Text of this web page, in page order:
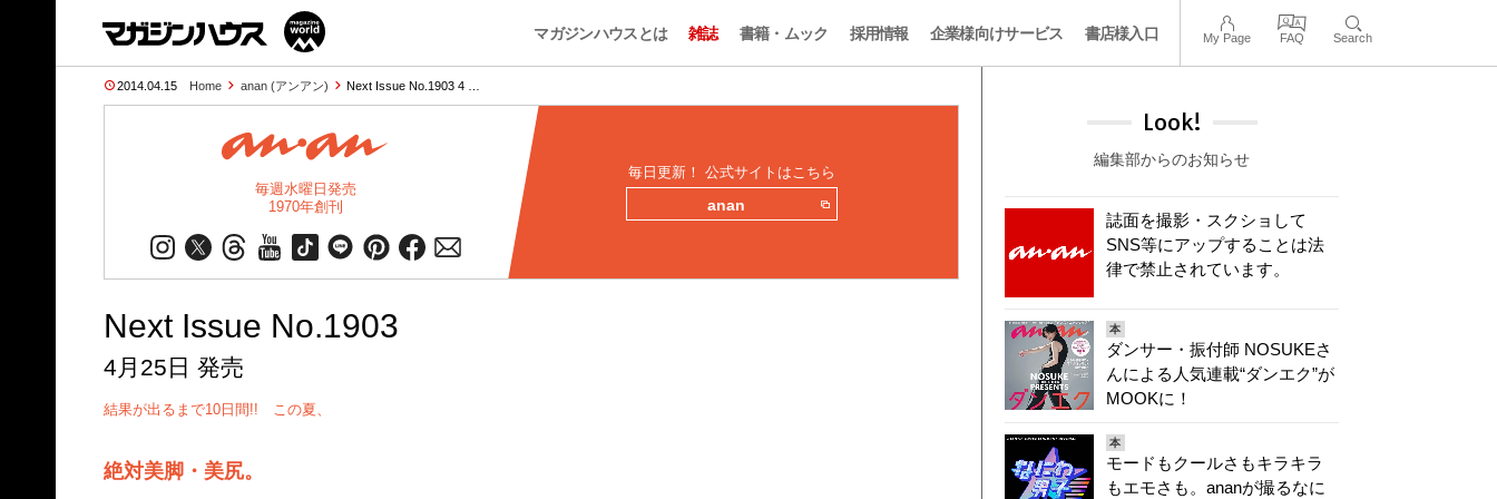
マガジンハウスとは 雑誌 書籍・ムック 採用情報 企業様向けサービス 書店様入口 My Page FAQ Search
2014.04.15 Home anan (アンアン) Next Issue No.1903 4 …
毎週水曜日発売
1970年創刊
毎日更新！ 公式サイトはこちら
anan
Next Issue No.1903
4月25日 発売
結果が出るまで10日間!! この夏、
絶対美脚・美尻。
Look!
編集部からのお知らせ
誌面を撮影・スクショして
SNS等にアップすることは法
律で禁止されています。
本
ダンサー・振付師 NOSUKEさ
んによる人気連載“ダンエク”が
MOOKに！
本
モードもクールさもキラキラ
もエモさも。ananが撮るなに